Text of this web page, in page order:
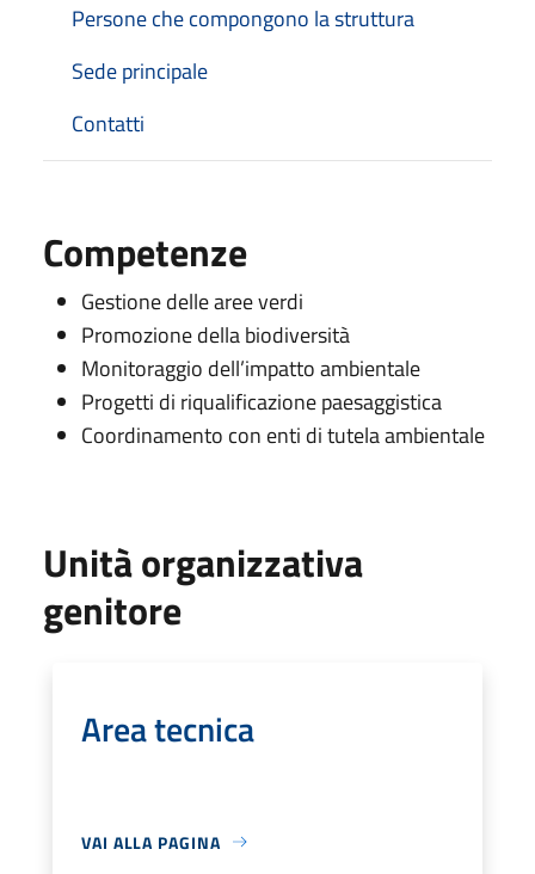
Persone che compongono la struttura
Sede principale
Contatti
Competenze
Gestione delle aree verdi
Promozione della biodiversità
Monitoraggio dell’impatto ambientale
Progetti di riqualificazione paesaggistica
Coordinamento con enti di tutela ambientale
Unità organizzativa
genitore
Area tecnica
VAI ALLA PAGINA